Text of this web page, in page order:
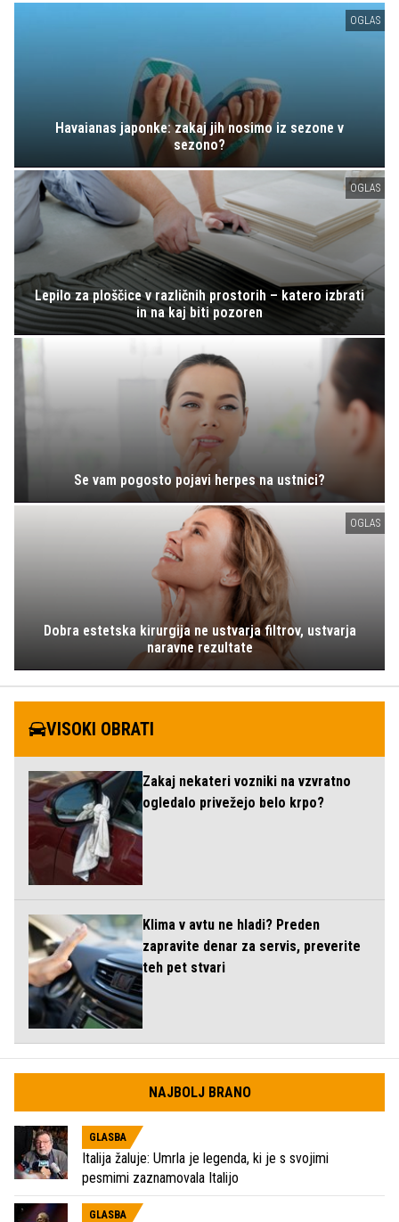
OGLAS
Havaianas japonke: zakaj jih nosimo iz sezone v
sezono?
OGLAS
Lepilo za ploščice v različnih prostorih – katero izbrati
in na kaj biti pozoren
Se vam pogosto pojavi herpes na ustnici?
OGLAS
Dobra estetska kirurgija ne ustvarja filtrov, ustvarja
naravne rezultate
VISOKI OBRATI
Zakaj nekateri vozniki na vzvratno
ogledalo privežejo belo krpo?
Klima v avtu ne hladi? Preden
zapravite denar za servis, preverite
teh pet stvari
NAJBOLJ BRANO
GLASBA
Italija žaluje: Umrla je legenda, ki je s svojimi
pesmimi zaznamovala Italijo
GLASBA